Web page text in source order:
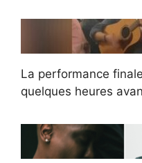
La performance
quelques heures